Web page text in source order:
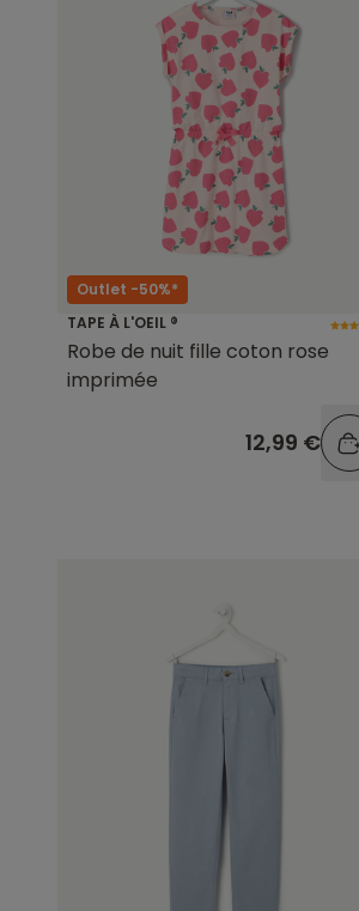
Outlet -50%*
TAPE À L'OEIL ®
Robe de nuit fille coton rose
imprimée
12,99 €